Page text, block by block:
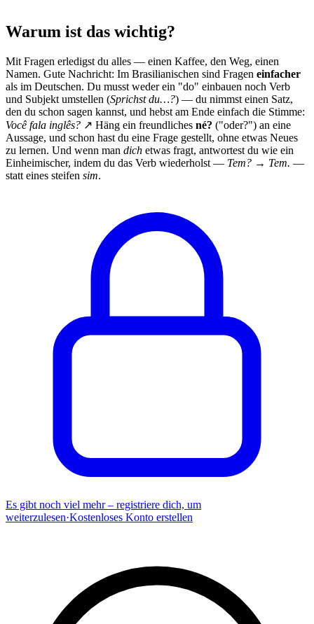
Warum ist das wichtig?
Mit Fragen erledigst du alles — einen Kaffee, den Weg, einen
Namen. Gute Nachricht: Im Brasilianischen sind Fragen einfacher
als im Deutschen. Du musst weder ein "do" einbauen noch Verb
und Subjekt umstellen (Sprichst du…?) — du nimmst einen Satz,
den du schon sagen kannst, und hebst am Ende einfach die Stimme:
Você fala inglês? ↗ Häng ein freundliches né? ("oder?") an eine
Aussage, und schon hast du eine Frage gestellt, ohne etwas Neues
zu lernen. Und wenn man dich etwas fragt, antwortest du wie ein
Einheimischer, indem du das Verb wiederholst — Tem? → Tem. —
statt eines steifen sim.
Es gibt noch viel mehr – registriere dich, um
weiterzulesen·Kostenloses Konto erstellen